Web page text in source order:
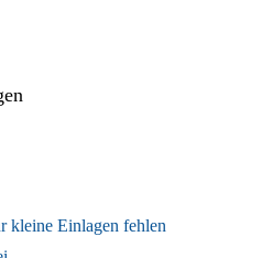
kleine Einlagen fehlen